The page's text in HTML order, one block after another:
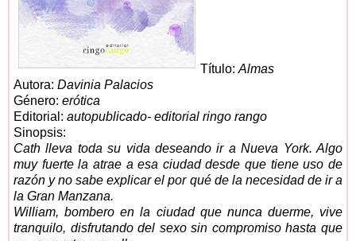
Título: Almas
Autora: Davinia Palacios
Género: erótica
Editorial: autopublicado- editorial ringo rango
Sinopsis:
Cath lleva toda su vida deseando ir a Nueva York. Algo
muy fuerte la atrae a esa ciudad desde que tiene uso de
razón y no sabe explicar el por qué de la necesidad de ir a
la Gran Manzana.
William, bombero en la ciudad que nunca duerme, vive
tranquilo, disfrutando del sexo sin compromiso hasta que